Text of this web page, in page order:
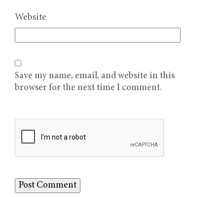
Website
Save my name, email, and website in this
browser for the next time I comment.